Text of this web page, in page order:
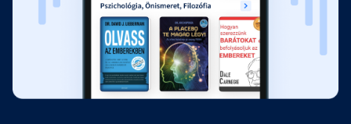
Fejezet hossza: 00:17:35
Fejezet hossza: 00:13:34